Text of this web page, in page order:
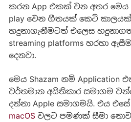
කරන App එකක් වන අතර මෙය
play වෙන ගීතයක් කෙටි
හදුනාගැනීමටත් එලෙස
streaming platforms හරහා
දෙනවා.
මෙය Shazam නම්
වර්තමාන අයිතිකාර සමාගම
දන්නා Apple සමාගමයි. එය
macOSවලට පමණක් සීමා